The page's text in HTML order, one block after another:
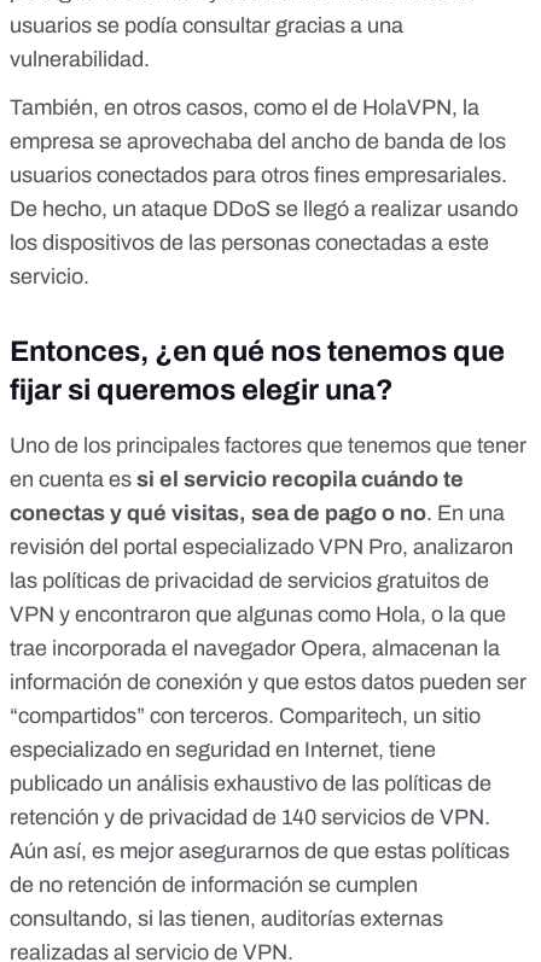
usuarios se podía consultar gracias a una
vulnerabilidad.
También, en otros casos, como el de HolaVPN, la
empresa se aprovechaba del ancho de banda de los
usuarios conectados para otros fines empresariales.
De hecho, un ataque DDoS se llegó a realizar usando
los dispositivos de las personas conectadas a este
servicio.
Entonces, ¿en qué nos tenemos que
fijar si queremos elegir una?
Uno de los principales factores que tenemos que tener
en cuenta es si el servicio recopila cuándo te
conectas y qué visitas, sea de pago o no. En una
revisión del portal especializado VPN Pro, analizaron
las políticas de privacidad de servicios gratuitos de
VPN y encontraron que algunas como Hola, o la que
trae incorporada el navegador Opera, almacenan la
información de conexión y que estos datos pueden ser
“compartidos” con terceros. Comparitech, un sitio
especializado en seguridad en Internet, tiene
publicado un análisis exhaustivo de las políticas de
retención y de privacidad de 140 servicios de VPN.
Aún así, es mejor asegurarnos de que estas políticas
de no retención de información se cumplen
consultando, si las tienen, auditorías externas
realizadas al servicio de VPN.